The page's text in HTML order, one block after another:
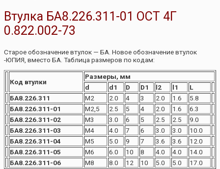
Втулка БА8.226.311-01 ОСТ 4Г
0.822.002-73
Старое обозначение втулок — БА. Новое обозначение втулок
-ЮПИЯ, вместо БА. Таблица размеров по кодам:
Код втулки
Размеры, мм
d
d1 D D1 l2 l1
L
БА8.226.311
М2 2.0 4 3 2.0 1.6
5.8
БА8.226.311-01
М2,5 2.5 5 4 2.0 1.6
6.3
БА8.226.311-02
М3 3.0 6 5 2.5 2.5
9.0
БА8.226.311-03
М4 4.0 7 6 3.0 3.0
10.0
БА8.226.311-04
М5 5.0 9 7 3.6 3.6
12.0
БА8.226.311-05
М6 6.0 10 8 4.0 4.0
14.0
БА8.226.311-06
М8 8.0 12 10 5.0 5.0 17.0